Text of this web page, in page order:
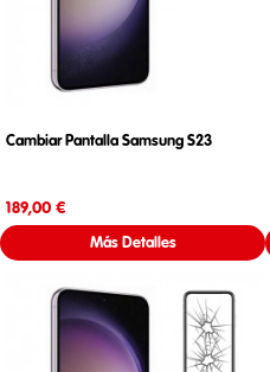
Cambiar Pantalla Samsung S23
189,00 €
Más Detalles